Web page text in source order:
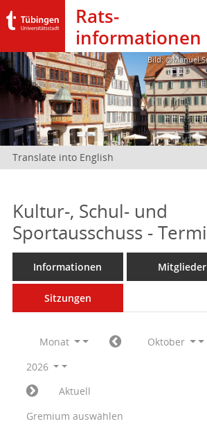
Rats­
informationen
Bild: @Manuel
Translate into English
Kultur-, Schul- und
Sportausschuss -
Informationen Mitglieder
Sitzungen
Monat
Oktober
2026
Aktuell
Gremium auswählen